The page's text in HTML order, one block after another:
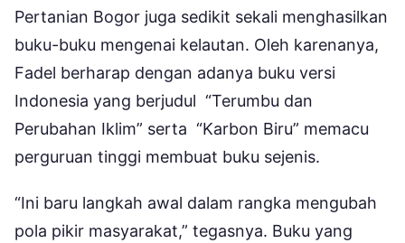
Pertanian Bogor juga sedikit sekali menghasilkan
buku-buku mengenai kelautan. Oleh karenanya,
Fadel berharap dengan adanya buku versi
Indonesia yang berjudul “Terumbu dan
Perubahan Iklim” serta “Karbon Biru” memacu
perguruan tinggi membuat buku sejenis.
“Ini baru langkah awal dalam rangka mengubah
pola pikir masyarakat,” tegasnya. Buku yang